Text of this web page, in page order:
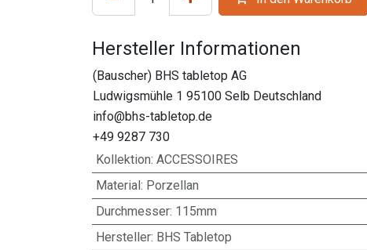
Hersteller Informationen
(Bauscher) BHS tabletop AG
Ludwigsmühle 1 95100 Selb Deutschland
info@bhs-tabletop.de
+49 9287 730
Kollektion: ACCESSOIRES
Material: Porzellan
Durchmesser: 115mm
Hersteller: BHS Tabletop